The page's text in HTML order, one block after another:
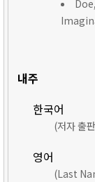
내주
한국어
(저자 출
영어
(Last